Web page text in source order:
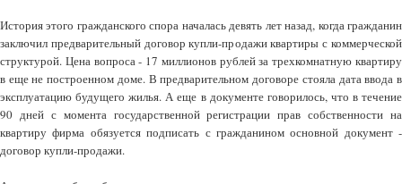
История этого гражданского спора началась девять лет назад, когда гражданин
заключил предварительный договор купли-продажи квартиры с коммерческой
структурой. Цена вопроса - 17 миллионов рублей за трехкомнатную квартиру
в еще не построенном доме. В предварительном договоре стояла дата ввода в
эксплуатацию будущего жилья. А еще в документе говорилось, что в течение
90 дней с момента государственной регистрации прав собственности на
квартиру фирма обязуется подписать с гражданином основной документ -
договор купли-продажи.